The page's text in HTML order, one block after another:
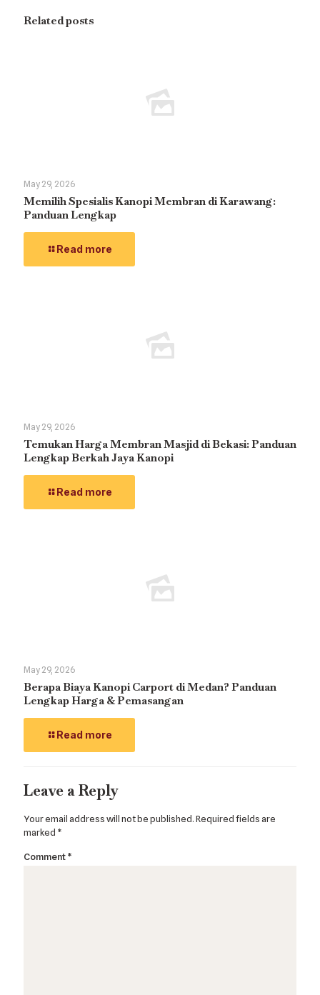
Related posts
May 29, 2026
Memilih Spesialis Kanopi Membran di Karawang:
Panduan Lengkap
Read more
May 29, 2026
Temukan Harga Membran Masjid di Bekasi: Panduan
Lengkap Berkah Jaya Kanopi
Read more
May 29, 2026
Berapa Biaya Kanopi Carport di Medan? Panduan
Lengkap Harga & Pemasangan
Read more
Leave a Reply
Your email address will not be published.Required fields are
marked *
Comment*